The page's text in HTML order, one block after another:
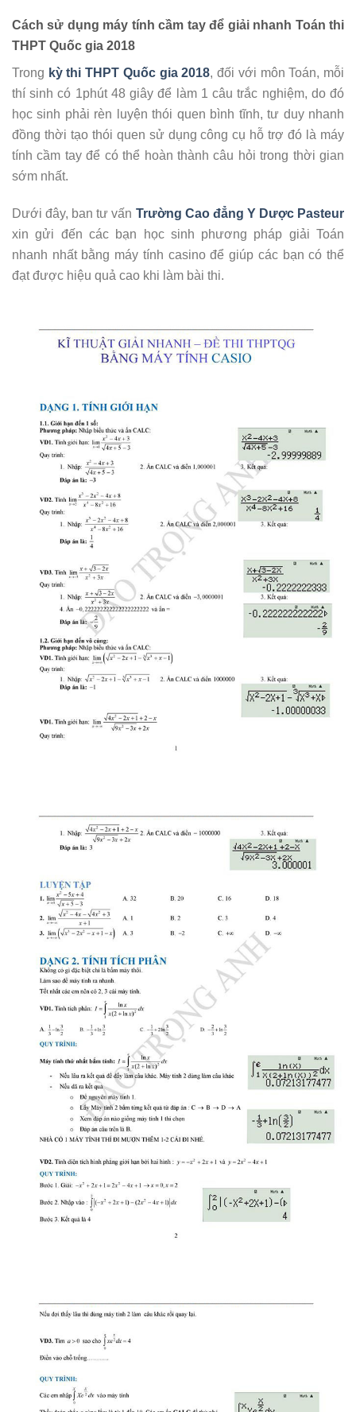
Cách sử dụng máy tính cầm tay để giải nhanh Toán thi
THPT Quốc gia 2018
Trong kỳ thi THPT Quốc gia 2018, đối với môn Toán, mỗi
thí sinh có 1phút 48 giây để làm 1 câu trắc nghiệm, do đó
học sinh phải rèn luyện thói quen bình tĩnh, tư duy nhanh
đồng thời tạo thói quen sử dụng công cụ hỗ trợ đó là máy
tính cầm tay để có thể hoàn thành câu hỏi trong thời gian
sớm nhất.
Dưới đây, ban tư vấn Trường Cao đẳng Y Dược Pasteur
xin gửi đến các bạn học sinh phương pháp giải Toán
nhanh nhất bằng máy tính casino để giúp các bạn có thể
đạt được hiệu quả cao khi làm bài thi.